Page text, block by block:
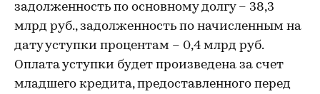
задолженность по основному долгу – 38,3
млрд руб., задолженность по начисленным на
дату уступки процентам – 0,4 млрд руб.
Оплата уступки будет произведена за счет
младшего кредита, предоставленного перед